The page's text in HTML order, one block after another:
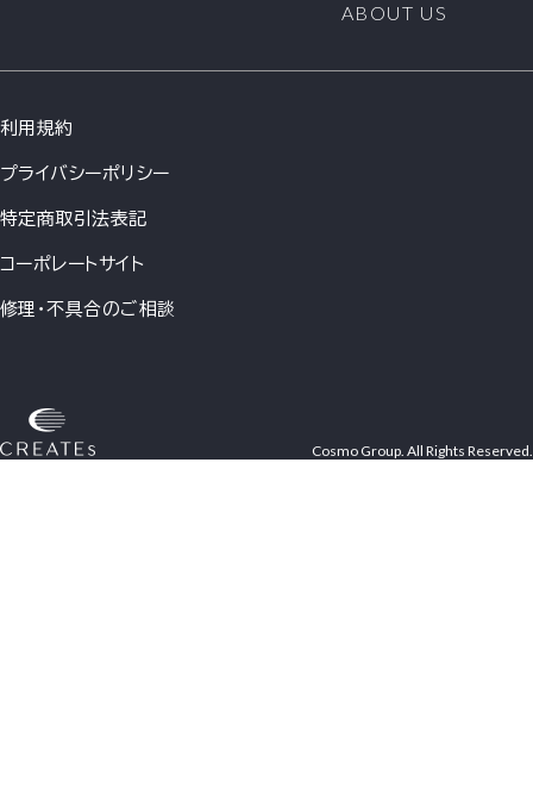
ABOUT US
利用規約
プライバシーポリシー
特定商取引法表記
コーポレートサイト
修理・不具合のご相談
Cosmo Group. All Rights Reserved.